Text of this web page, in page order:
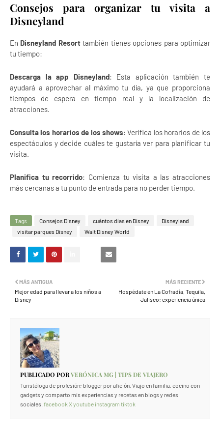
Consejos para organizar tu visita a
Disneyland
En Disneyland Resorttambién tienes opciones para optimizar
tu tiempo:
Descarga la app Disneyland: Esta aplicación también te
ayudará a aprovechar al máximo tu día, ya que proporciona
tiempos de espera en tiempo real y la localización de
atracciones.
Consulta los horarios de los shows: Verifica los horarios de los
espectáculos y decide cuáles te gustaría ver para planificar tu
visita.
Planifica tu recorrido: Comienza tu visita a las atracciones
más cercanas a tu punto de entrada para no perder tiempo.
Tags Consejos Disney cuántos días en Disney
Disneyland
visitar parques Disney
Walt Disney World
MÁS RECIENTE
Hospédate en La Cofradía, Tequila,
Jalisco: experiencia única
MÁS ANTIGUA
Mejor edad para llevar a los niños a
Disney
PUBLICADO PORVERÓNICA MG | TIPS DE VIAJERO
Turistóloga de profesión; blogger por afición. Viajo en familia, cocino con
gadgets y comparto mis experiencias y recetas en blogs y redes
sociales. facebook Xyoutube instagram tiktok